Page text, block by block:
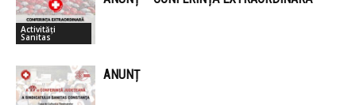
Activități
Sanitas
ANUNȚ